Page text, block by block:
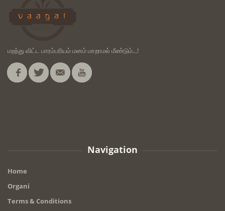
மறந்து விட்ட பாரம்பரியம் மனம் மாறாமல் மீண்டும்...!
Navigation
Home
Organi
Terms & Conditions